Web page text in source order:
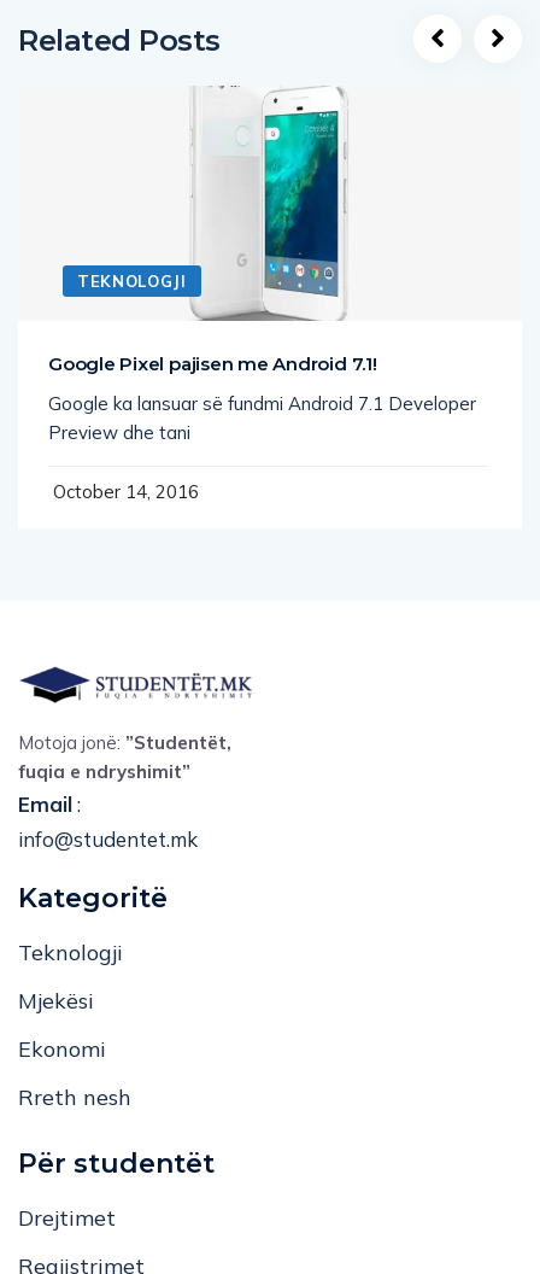
Related Posts
TEKNOLOGJI
Google Pixel pajisen me Android 7.1!
Google ka lansuar së fundmi Android 7.1 Developer
Preview dhe tani
October 14, 2016
Motoja jonë: ”Studentët,
fuqia e ndryshimit”
Email:
info@studentet.mk
Kategoritë
Teknologji
Mjekësi
Ekonomi
Rreth nesh
Për studentët
Drejtimet
Regjistrimet